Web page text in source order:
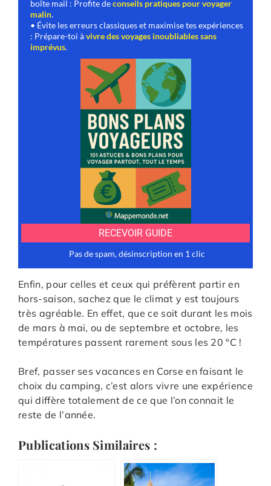
Enfin, pour celles et ceux qui préfèrent partir en
hors-saison, sachez que le climat y est toujours
très agréable. En effet, que ce soit durant les mois
de mars à mai, ou de septembre et octobre, les
températures passent rarement sous les 20 °C !
Bref, passer ses vacances en Corse en faisant le
choix du camping, c’est alors vivre une expérience
qui diffère totalement de ce que l’on connait le
reste de l’année.
Publications Similaires :